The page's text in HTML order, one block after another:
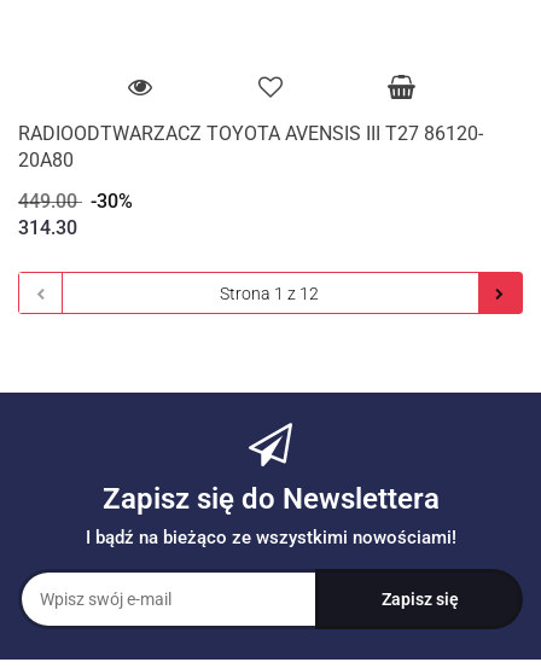
RADIOODTWARZACZ TOYOTA AVENSIS III T27 86120-
20A80
449.00 -30%
314.30
Zapisz się do Newslettera
I bądź na bieżąco ze wszystkimi nowościami!